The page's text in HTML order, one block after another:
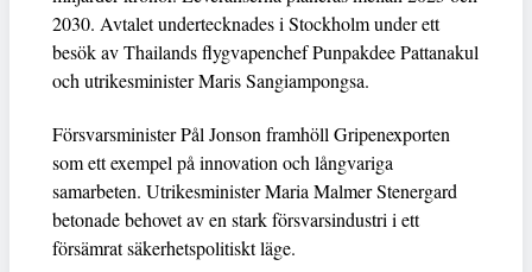
2030. Avtalet undertecknades i Stockholm under ett
besök av Thailands flygvapenchef Punpakdee Pattanakul
och utrikesminister Maris Sangiampongsa.
Försvarsminister Pål Jonson framhöll Gripenexporten
som ett exempel på innovation och långvariga
samarbeten. Utrikesminister Maria Malmer Stenergard
betonade behovet av en stark försvarsindustri i ett
försämrat säkerhetspolitiskt läge.